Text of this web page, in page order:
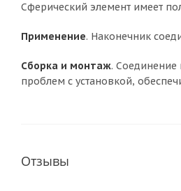
Сферический элемент имеет
Применение. Наконечник
Сборка и монтаж. Соединение
проблем с установкой,
Отзывы